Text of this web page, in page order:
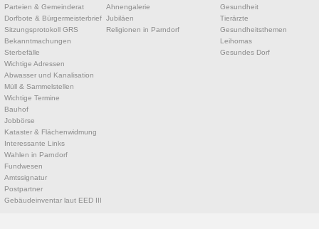
Parteien & Gemeinderat
Dorfbote & Bürgermeisterbrief
Sitzungsprotokoll GRS
Bekanntmachungen
Sterbefälle
Wichtige Adressen
Abwasser und Kanalisation
Müll & Sammelstellen
Wichtige Termine
Bauhof
Jobbörse
Kataster & Flächenwidmung
Interessante Links
Wahlen in Parndorf
Fundwesen
Amtssignatur
Postpartner
Gebäudeinventar laut EED III
Ahnengalerie
Jubiläen
Religionen in Parndorf
Gesundheit
Tierärzte
Gesundheitsthemen
Leihomas
Gesundes Dorf